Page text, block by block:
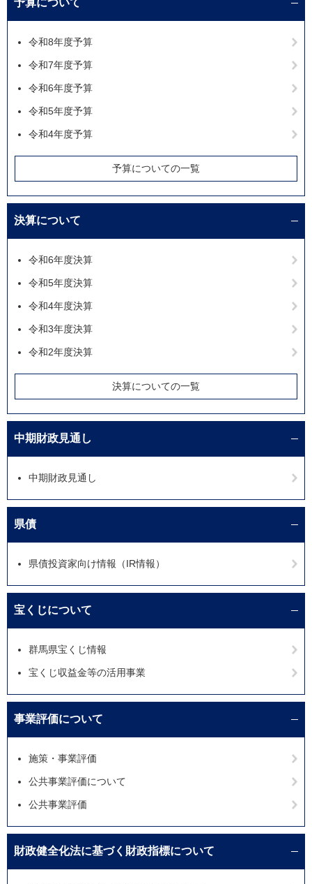
予算について
令和8年度予算
令和7年度予算
令和6年度予算
令和5年度予算
令和4年度予算
予算についての一覧
決算について
令和6年度決算
令和5年度決算
令和4年度決算
令和3年度決算
令和2年度決算
決算についての一覧
中期財政見通し
中期財政見通し
県債
県債投資家向け情報（IR情報）
宝くじについて
群馬県宝くじ情報
宝くじ収益金等の活用事業
事業評価について
施策・事業評価
公共事業評価について
公共事業評価
財政健全化法に基づく財政指標について